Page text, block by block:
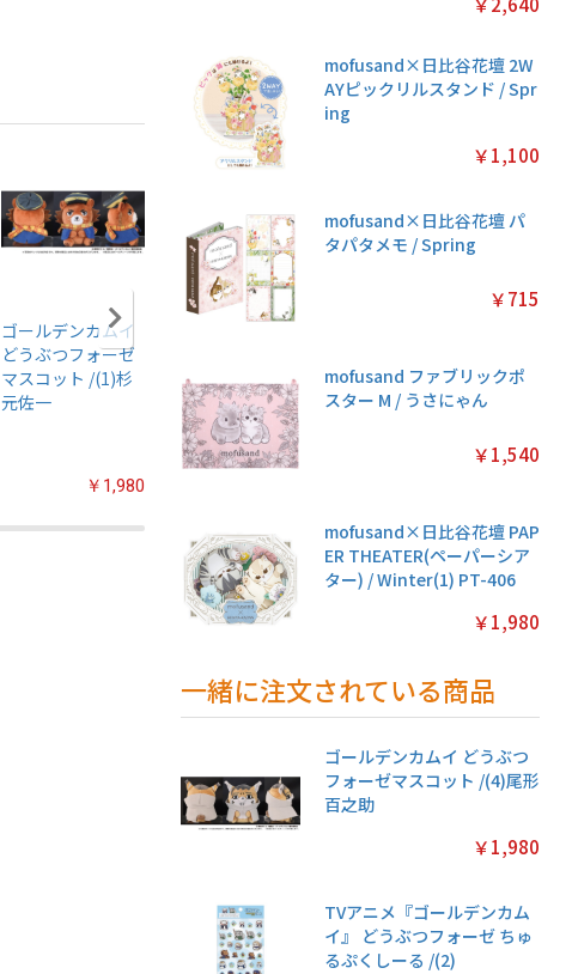
ゴールデンカムイ
どうぶつフォーゼ
マスコット /(1)杉
元佐一
￥1,980
アニメ『僕のヒー
ちみけもますこっ
と /(7)轟焦凍
クションガム ◆通
常版◆【1BOX 16
4【
mofusand×日比谷花壇 2W
AYピックリルスタンド / Spr
ing
￥1,100
mofusand×日比谷花壇 パ
タパタメモ / Spring
￥715
mofusand ファブリックポ
スター M / うさにゃん
￥1,540
mofusand×日比谷花壇 PAP
ER THEATER(ペーパーシア
ター) / Winter(1) PT-406
￥1,980
一緒に注文されている商品
ゴールデンカムイ どうぶつ
フォーゼマスコット /(4)尾形
百之助
￥1,980
TVアニメ『ゴールデンカム
イ』 どうぶつフォーゼ ちゅ
るぷくしーる /(2)